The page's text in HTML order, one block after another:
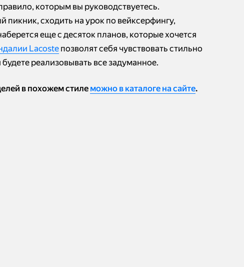
которым вы руководствуетесь.
пикник, сходить на урок по вейксерфингу,
еще с десяток планов, которые хочется
Lacosteпозволят себя чувствовать стильно
реализовывать все задуманное.
в похожем стилеможно в каталоге на сайте.